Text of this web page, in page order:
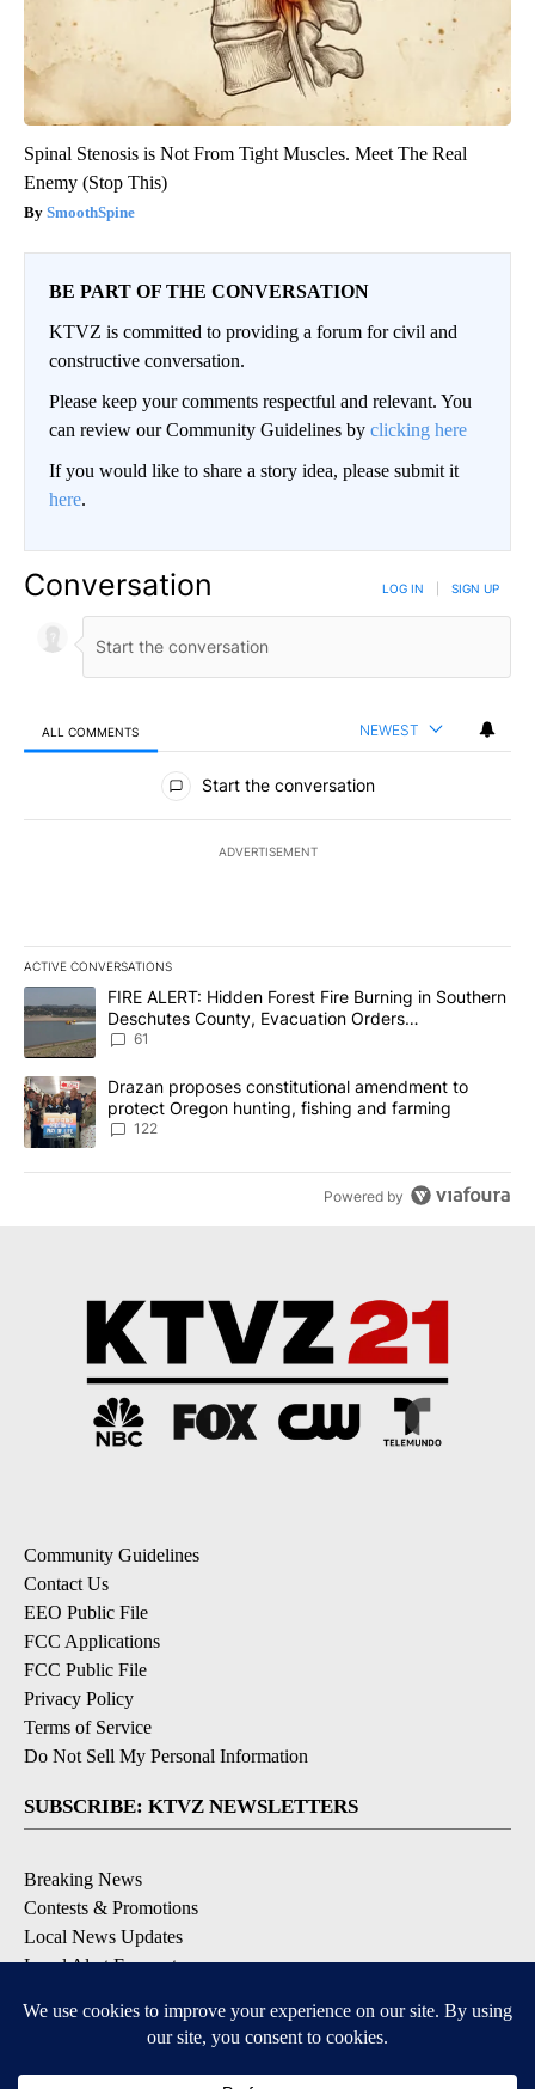
Spinal Stenosis is Not From Tight Muscles. Meet The Real
Enemy (Stop This)
SmoothSpine
BE PART OF THE CONVERSATION
KTVZ is committed to providing a forum for civil and
constructive conversation.
Please keep your comments respectful and relevant. You
can review our Community Guidelines by clicking here
If you would like to share a story idea, please submit it
here.
Conversation LOG IN SIGN UP
ALL COMMENTS NEWEST
All Comments
Start the conversation
ADVERTISEMENT
ACTIVE CONVERSATIONS
The following is a list of the most commented articles in the last
A trending article titled "FIRE ALERT: Hidden Forest Fire
FIRE ALERT: Hidden Forest Fire Burning in Southern
Deschutes County, Evacuation Orders
Implemented
61
A trending article titled "Drazan proposes constitutional
Drazan proposes constitutional amendment to
protect Oregon hunting, fishing and farming
122
Powered by
Community Guidelines
Contact Us
EEO Public File
FCC Applications
FCC Public File
Privacy Policy
Terms of Service
Do Not Sell My Personal Information
SUBSCRIBE: KTVZ NEWSLETTERS
Breaking News
Contests & Promotions
Local News Updates
Local Alert Forecast
DOWNLOAD: KTVZ APPS